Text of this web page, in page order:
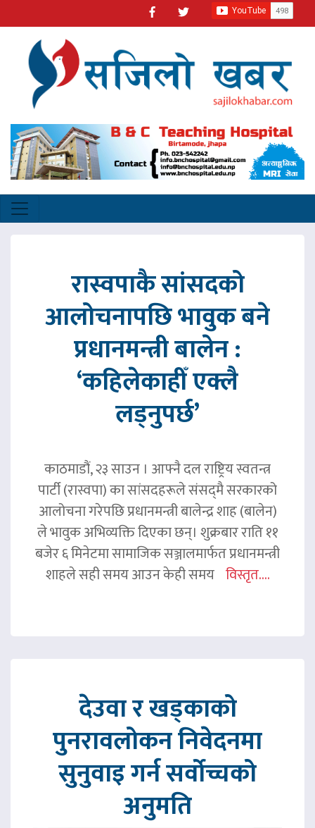
रास्वपाकै सांसदको
आलोचनापछि भावुक बने
प्रधानमन्त्री बालेन :
‘कहिलेकाहीँ एक्लै
लड्नुपर्छ’
काठमाडौं, २३ साउन । आफ्नै दल राष्ट्रिय स्वतन्त्र
पार्टी (रास्वपा) का सांसदहरूले संसद्‌मै सरकारको
आलोचना गरेपछि प्रधानमन्त्री बालेन्द्र शाह (बालेन)
ले भावुक अभिव्यक्ति दिएका छन्। शुक्रबार राति ११
बजेर ६ मिनेटमा सामाजिक सञ्जालमार्फत प्रधानमन्त्री
शाहले सही समय आउन केही समय विस्तृत....
देउवा र खड्काको
पुनरावलोकन निवेदनमा
सुनुवाइ गर्न सर्वोच्चको
अनुमति